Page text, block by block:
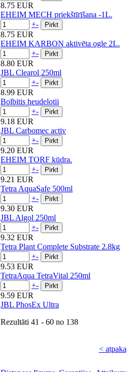
8.75 EUR
EHEIM MECH priekštīrīšana -1L.
+-
8.75 EUR
EHEIM KARBON aktivēta ogle 2L.
+-
8.80 EUR
JBL Clearol 250ml
+-
8.99 EUR
Bolbitis heudelotii
+-
9.18 EUR
JBL Carbomec activ
+-
9.20 EUR
EHEIM TORF kūdra.
+-
9.21 EUR
Tetra AquaSafe 500ml
+-
9.30 EUR
JBL Algol 250ml
+-
9.32 EUR
Tetra Plant Complete Substrate 2.8kg
+-
9.53 EUR
TetraAqua TetraVital 250ml
+-
9.59 EUR
JBL PhosEx Ultra
Rezultāti 41 - 60 no 138
<